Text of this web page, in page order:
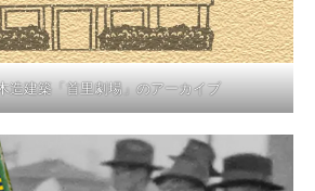
造建築「首里劇場」のアーカイブ